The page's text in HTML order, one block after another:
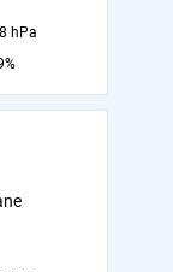
hPa